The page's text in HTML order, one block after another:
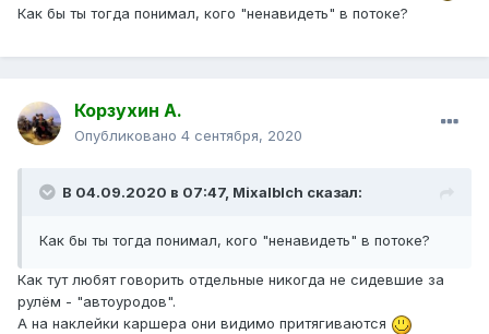
Как бы ты тогда понимал, кого "ненавидеть" в потоке?
Корзухин А.
Опубликовано 4 сентября, 2020
В 04.09.2020 в 07:47, Mixalblch сказал:
Как бы ты тогда понимал, кого "ненавидеть" в потоке?
Как тут любят говорить отдельные никогда не сидевшие за
рулём - "автоуродов".
А на наклейки каршера они видимо притягиваются